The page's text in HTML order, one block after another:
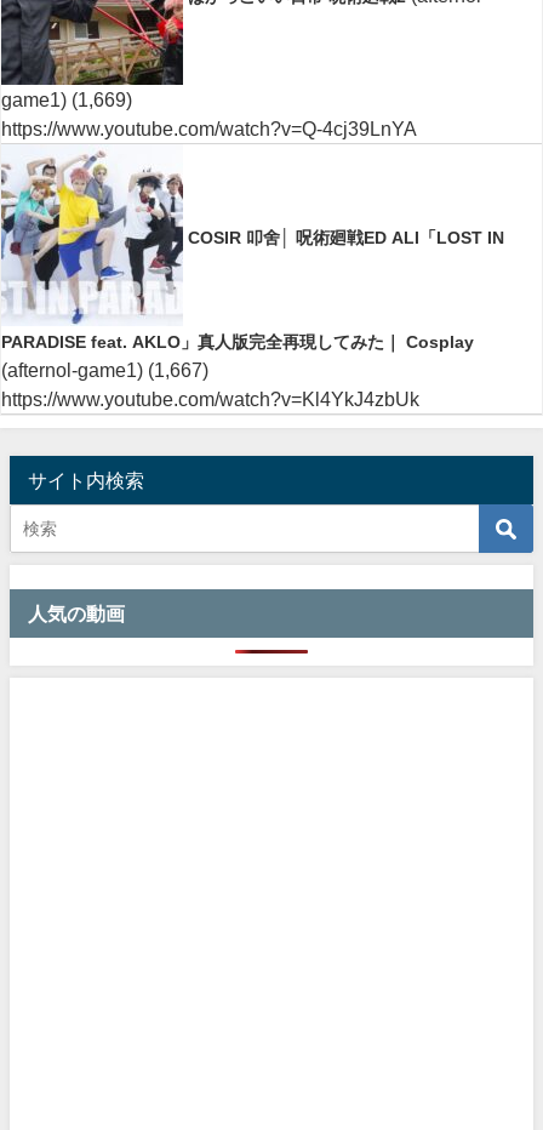
game1) (1,669)
https://www.youtube.com/watch?v=Q-4cj39LnYA
COSIR 叩舍│ 呪術廻戦ED ALI「LOST IN
PARADISE feat. AKLO」真人版完全再現してみた｜ Cosplay
(afternol-game1) (1,667)
https://www.youtube.com/watch?v=Kl4YkJ4zbUk
サイト内検索
人気の動画